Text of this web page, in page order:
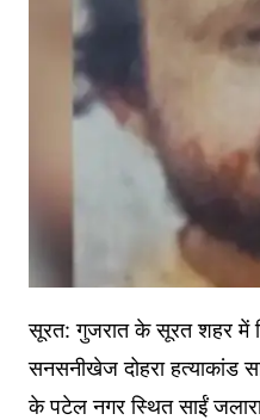
सूरत: गुजरात के सूरत शहर में
सनसनीखेज दोहरा हत्याकांड
के पटेल नगर स्थित साईं